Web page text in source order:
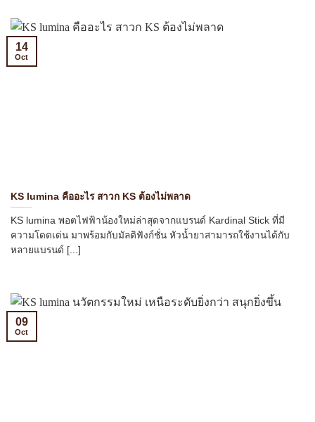
KS lumina คืออะไร สาวก KS ต้องไม่พลาด
KS lumina พอตไฟฟ้าน้องใหม่ล่าสุดจากแบรนด์ Kardinal Stick ที่มี
ความโดดเด่น มาพร้อมกับมัลติฟังก์ชั่น หัวน้ำยาสามารถใช้งานได้กับ
หลายแบรนด์ [...]
14
Oct
09
Oct